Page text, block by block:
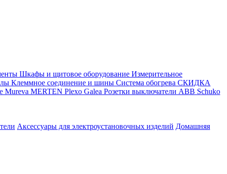
Шкафы и щитовое оборудование Измерительное
Клеммное соединение и шины Система обогрева СКИДКА
Mureva MERTEN Plexo Galea Розетки выключатели ABB Schuko
Аксессуары для электроустановочных изделий Домашняя